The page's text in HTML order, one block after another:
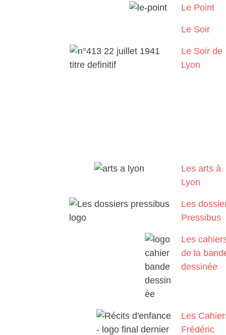
Le Point
Le Soir
Le Soir de
Lyon
Les arts à
Lyon
Les
Pressibus
Les
de la
dessinée
Les
Frédéric